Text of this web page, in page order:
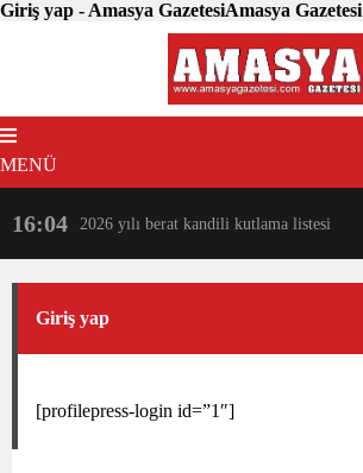
Giriş yap - Amasya GazetesiAmasya Gazetesi
MENÜ
16:04 2026 yılı berat kandili kutlama listesi
Giriş yap
[profilepress-login id=”1″]